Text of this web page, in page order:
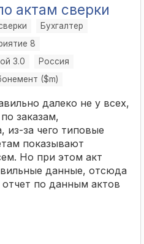
актам сверки
Бухгалтер
8
3.0
Россия
($m)
далеко не у всех,
заказам,
из-за чего типовые
показывают
Но при этом акт
данные, отсюда
по данным актов